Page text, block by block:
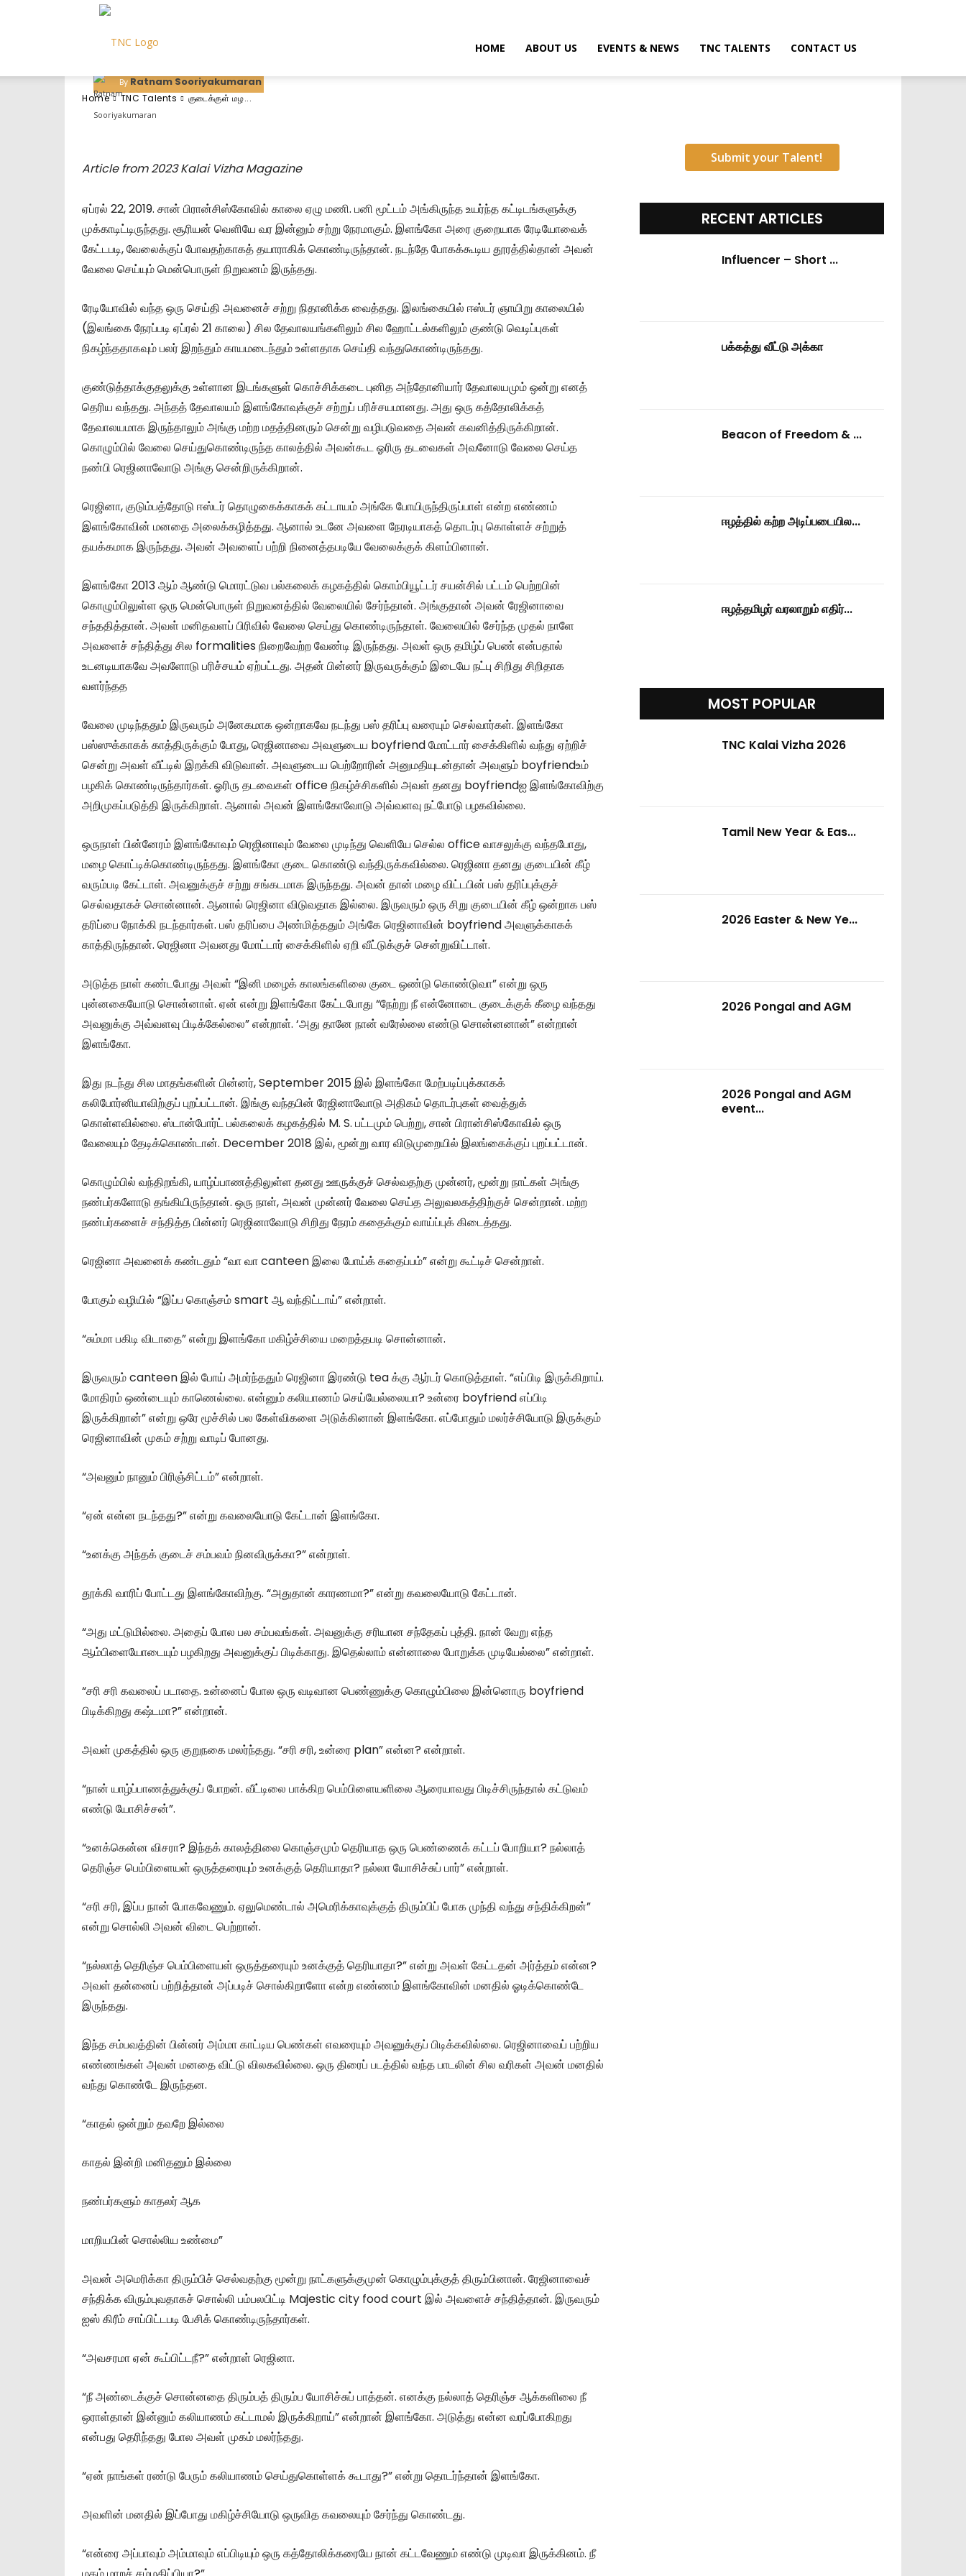
California
வடகலிபோர்னிய
HOME ABOUT US EVENTS & NEWS TNC TALENTS CONTACT US
Home TNC Talents குடைக்குள் மழ...
குடைக்குள் மழை
By Ratnam Sooriyakumaran
Article from 2023 Kalai Vizha Magazine
ஏப்ரல் 22, 2019. சான் பிரான்சிஸ்கோவில் காலை ஏழு மணி. பனி மூட்டம் அங்கிருந்த உயர்ந்த கட்டிடங்களுக்கு
முக்காடிட்டிருந்தது. சூரியன் வெளியே வர இன்னும் சற்று நேரமாகும். இளங்கோ அரை குறையாக ரேடியோவைக்
கேட்டபடி, வேலைக்குப் போவதற்காகத் தயாராகிக் கொண்டிருந்தான். நடந்தே போகக்கூடிய தூரத்தில்தான் அவன்
வேலை செய்யும் மென்பொருள் நிறுவனம் இருந்தது.
ரேடியோவில் வந்த ஒரு செய்தி அவனைச் சற்று நிதானிக்க வைத்தது. இலங்கையில் ஈஸ்டர் ஞாயிறு காலையில்
(இலங்கை நேரப்படி ஏப்ரல் 21 காலை) சில தேவாலயங்களிலும் சில ஹோட்டல்களிலும் குண்டு வெடிப்புகள்
நிகழ்ந்ததாகவும் பலர் இறந்தும் காயமடைந்தும் உள்ளதாக செய்தி வந்துகொண்டிருந்தது.
குண்டுத்தாக்குதலுக்கு உள்ளான இடங்களுள் கொச்சிக்கடை புனித அந்தோனியார் தேவாலயமும் ஒன்று எனத்
தெரிய வந்தது. அந்தத் தேவாலயம் இளங்கோவுக்குச் சற்றுப் பரிச்சயமானது. அது ஒரு கத்தோலிக்கத்
தேவாலயமாக இருந்தாலும் அங்கு மற்ற மதத்தினரும் சென்று வழிபடுவதை அவன் கவனித்திருக்கிறான்.
கொழும்பில் வேலை செய்துகொண்டிருந்த காலத்தில் அவன்கூட ஓரிரு தடவைகள் அவனோடு வேலை செய்த
நண்பி ரெஜினாவோடு அங்கு சென்றிருக்கிறான்.
ரெஜினா, குடும்பத்தோடு ஈஸ்டர் தொழுகைக்காகக் கட்டாயம் அங்கே போயிருந்திருப்பாள் என்ற எண்ணம்
இளங்கோவின் மனதை அலைக்கழித்தது. ஆனால் உடனே அவளை நேரடியாகத் தொடர்பு கொள்ளச் சற்றுத்
தயக்கமாக இருந்தது. அவன் அவளைப் பற்றி நினைத்தபடியே வேலைக்குக் கிளம்பினான்.
இளங்கோ 2013 ஆம் ஆண்டு மொரட்டுவ பல்கலைக் கழகத்தில் கொம்பியூட்டர் சயன்சில் பட்டம் பெற்றபின்
கொழும்பிலுள்ள ஒரு மென்பொருள் நிறுவனத்தில் வேலையில் சேர்ந்தான். அங்குதான் அவன் ரேஜினாவை
சந்ததித்தான். அவள் மனிதவளப் பிரிவில் வேலை செய்து கொண்டிருந்தாள். வேலையில் சேர்ந்த முதல் நாளே
அவளைச் சந்தித்து சில formalities நிறைவேற்ற வேண்டி இருந்தது. அவள் ஒரு தமிழ்ப் பெண் என்பதால்
உடனடியாகவே அவளோடு பரிச்சயம் ஏற்பட்டது. அதன் பின்னர் இருவருக்கும் இடையே நட்பு சிறிது சிறிதாக
வளர்ந்தத
வேலை முடிந்ததும் இருவரும் அனேகமாக ஒன்றாகவே நடந்து பஸ் தரிப்பு வரையும் செல்வார்கள். இளங்கோ
பஸ்ஸுக்காகக் காத்திருக்கும் போது, ரெஜினாவை அவளுடைய boyfriend மோட்டார் சைக்கிளில் வந்து ஏற்றிச்
சென்று அவள் வீட்டில் இறக்கி விடுவான். அவளுடைய பெற்றோரின் அனுமதியுடன்தான் அவளும் boyfriendஉம்
பழகிக் கொண்டிருந்தார்கள். ஓரிரு தடவைகள் office நிகழ்ச்சிகளில் அவள் தனது boyfriendஐ இளங்கோவிற்கு
அறிமுகப்படுத்தி இருக்கிறாள். ஆனால் அவன் இளங்கோவோடு அவ்வளவு நட்போடு பழகவில்லை.
ஒருநாள் பின்னேரம் இளங்கோவும் ரெஜினாவும் வேலை முடிந்து வெளியே செல்ல office வாசலுக்கு வந்தபோது,
மழை கொட்டிக்கொண்டிருந்தது. இளங்கோ குடை கொண்டு வந்திருக்கவில்லை. ரெஜினா தனது குடையின் கீழ்
வரும்படி கேட்டாள். அவனுக்குச் சற்று சங்கடமாக இருந்தது. அவன் தான் மழை விட்டபின் பஸ் தரிப்புக்குச்
செல்வதாகச் சொன்னான். ஆனால் ரெஜினா விடுவதாக இல்லை. இருவரும் ஒரு சிறு குடையின் கீழ் ஒன்றாக பஸ்
தரிப்பை நோக்கி நடந்தார்கள். பஸ் தரிப்பை அண்மித்ததும் அங்கே ரெஜினாவின் boyfriend அவளுக்காகக்
காத்திருந்தான். ரெஜினா அவனது மோட்டார் சைக்கிளில் ஏறி வீட்டுக்குச் சென்றுவிட்டாள்.
அடுத்த நாள் கண்டபோது அவள் “இனி மழைக் காலங்களிலை குடை ஒண்டு கொண்டுவா” என்று ஒரு
புன்னகையோடு சொன்னாள். ஏன் என்று இளங்கோ கேட்டபோது “நேற்று நீ என்னோடை குடைக்குக் கீழை வந்தது
அவனுக்கு அவ்வளவு பிடிக்கேல்லை” என்றாள். ‘அது தானே நான் வரேல்லை எண்டு சொன்னனான்” என்றான்
இளங்கோ.
இது நடந்து சில மாதங்களின் பின்னர், September 2015 இல் இளங்கோ மேற்படிப்புக்காகக்
கலிபோர்னியாவிற்குப் புறப்பட்டான். இங்கு வந்தபின் ரேஜினாவோடு அதிகம் தொடர்புகள் வைத்துக்
கொள்ளவில்லை. ஸ்டான்போர்ட் பல்கலைக் கழகத்தில் M. S. பட்டமும் பெற்று, சான் பிரான்சிஸ்கோவில் ஒரு
வேலையும் தேடிக்கொண்டான். December 2018 இல், மூன்று வார விடுமுறையில் இலங்கைக்குப் புறப்பட்டான்.
கொழும்பில் வந்திறங்கி, யாழ்ப்பாணத்திலுள்ள தனது ஊருக்குச் செல்வதற்கு முன்னர், மூன்று நாட்கள் அங்கு
நண்பர்களோடு தங்கியிருந்தான். ஒரு நாள், அவன் முன்னர் வேலை செய்த அலுவலகத்திற்குச் சென்றான். மற்ற
நண்பர்களைச் சந்தித்த பின்னர் ரெஜினாவோடு சிறிது நேரம் கதைக்கும் வாய்ப்புக் கிடைத்தது.
ரெஜினா அவனைக் கண்டதும் “வா வா canteen இலை போய்க் கதைப்பம்” என்று கூட்டிச் சென்றாள்.
போகும் வழியில் “இப்ப கொஞ்சம் smart ஆ வந்திட்டாய்” என்றாள்.
“சும்மா பகிடி விடாதை” என்று இளங்கோ மகிழ்ச்சியை மறைத்தபடி சொன்னான்.
இருவரும் canteen இல் போய் அமர்ந்ததும் ரெஜினா இரண்டு tea க்கு ஆர்டர் கொடுத்தாள். “எப்பிடி இருக்கிறாய்.
மோதிரம் ஒண்டையும் காணெல்லை. என்னும் கலியாணம் செய்யேல்லையா? உன்ரை boyfriend எப்பிடி
இருக்கிறான்” என்று ஒரே மூச்சில் பல கேள்விகளை அடுக்கினான் இளங்கோ. எப்போதும் மலர்ச்சியோடு இருக்கும்
ரெஜினாவின் முகம் சற்று வாடிப் போனது.
“அவனும் நானும் பிரிஞ்சிட்டம்” என்றாள்.
“ஏன் என்ன நடந்தது?” என்று கவலையோடு கேட்டான் இளங்கோ.
“உனக்கு அந்தக் குடைச் சம்பவம் நினவிருக்கா?” என்றாள்.
தூக்கி வாரிப் போட்டது இளங்கோவிற்கு. “அதுதான் காரணமா?” என்று கவலையோடு கேட்டான்.
“அது மட்டுமில்லை. அதைப் போல பல சம்பவங்கள். அவனுக்கு சரியான சந்தேகப் புத்தி. நான் வேறு எந்த
ஆம்பிளையோடையும் பழகிறது அவனுக்குப் பிடிக்காது. இதெல்லாம் என்னாலை போறுக்க முடியேல்லை” என்றாள்.
“சரி சரி கவலைப் படாதை. உன்னைப் போல ஒரு வடிவான பெண்ணுக்கு கொழும்பிலை இன்னொரு boyfriend
பிடிக்கிறது கஷ்டமா?” என்றான்.
அவள் முகத்தில் ஒரு குறுநகை மலர்ந்தது. “சரி சரி, உன்ரை plan” என்ன? என்றாள்.
“நான் யாழ்ப்பாணத்துக்குப் போறன். வீட்டிலை பாக்கிற பெம்பிளையளிலை ஆரையாவது பிடிச்சிருந்தால் கட்டுவம்
எண்டு யோசிச்சன்”.
“உனக்கென்ன விசரா? இந்தக் காலத்திலை கொஞ்சமும் தெரியாத ஒரு பெண்ணைக் கட்டப் போறியா? நல்லாத்
தெரிஞ்ச பெம்பிளையள் ஒருத்தரையும் உனக்குத் தெரியாதா? நல்லா யோசிச்சுப் பார்” என்றாள்.
“சரி சரி, இப்ப நான் போகவேணும். ஏலுமெண்டால் அமெரிக்காவுக்குத் திரும்பிப் போக முந்தி வந்து சந்திக்கிறன்”
என்று சொல்லி அவன் விடை பெற்றான்.
“நல்லாத் தெரிஞ்ச பெம்பிளையள் ஒருத்தரையும் உனக்குத் தெரியாதா?” என்று அவள் கேட்டதன் அர்த்தம் என்ன?
அவள் தன்னைப் பற்றித்தான் அப்படிச் சொல்கிறாளோ என்ற எண்ணம் இளங்கோவின் மனதில் ஓடிக்கொண்டே
இருந்தது.
இந்த சம்பவத்தின் பின்னர் அம்மா காட்டிய பெண்கள் எவரையும் அவனுக்குப் பிடிக்கவில்லை. ரெஜினாவைப் பற்றிய
எண்ணங்கள் அவன் மனதை விட்டு விலகவில்லை. ஒரு திரைப் படத்தில் வந்த பாடலின் சில வரிகள் அவன் மனதில்
வந்து கொண்டே இருந்தன.
“காதல் ஒன்றும் தவறே இல்லை
காதல் இன்றி மனிதனும் இல்லை
நண்பர்களும் காதலர் ஆக
மாறியபின் சொல்லிய உண்மை”
அவன் அமெரிக்கா திரும்பிச் செல்வதற்கு மூன்று நாட்களுக்குமுன் கொழும்புக்குத் திரும்பினான். ரேஜினாவைச்
சந்திக்க விரும்புவதாகச் சொல்லி பம்பலபிட்டி Majestic city food court இல் அவளைச் சந்தித்தான். இருவரும்
ஐஸ் கிரீம் சாப்பிட்டபடி பேசிக் கொண்டிருந்தார்கள்.
“அவசரமா ஏன் கூப்பிட்டநீ?” என்றாள் ரெஜினா.
“நீ அண்டைக்குச் சொன்னதை திரும்பத் திரும்ப யோசிச்சுப் பாத்தன். எனக்கு நல்லாத் தெரிஞ்ச ஆக்களிலை நீ
ஒராள்தான் இன்னும் கலியாணம் கட்டாமல் இருக்கிறாய்” என்றான் இளங்கோ. அடுத்து என்ன வரப்போகிறது
என்பது தெரிந்தது போல அவள் முகம் மலர்ந்தது.
“ஏன் நாங்கள் ரண்டு பேரும் கலியாணம் செய்துகொள்ளக் கூடாது?” என்று தொடர்ந்தான் இளங்கோ.
அவளின் மனதில் இப்போது மகிழ்ச்சியோடு ஒருவித கவலையும் சேர்ந்து கொண்டது.
“என்ரை அப்பாவும் அம்மாவும் எப்பிடியும் ஒரு கத்தோலிக்கரையே நான் கட்டவேணும் எண்டு முடிவா இருக்கினம். நீ
Submit your Talent!
RECENT ARTICLES
Influencer – Short ...
பக்கத்து வீட்டு அக்கா
Beacon of Freedom & ...
ஈழத்தில் கற்ற அடிப்படையில...
ஈழத்தமிழர் வரலாறும் எதிர்...
MOST POPULAR
TNC Kalai Vizha 2026
Tamil New Year & Eas...
2026 Easter & New Ye...
2026 Pongal and AGM
2026 Pongal and AGM
event...